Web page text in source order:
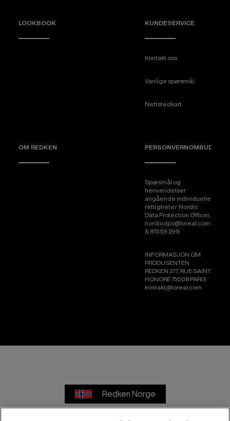
LOOKBOOK KUNDESERVICE
Kontakt oss
Vanlige spørsmål
Nettstedkart
OM REDKEN PERSONVERNOMBUD
Spørsmål og
henvendelser
angående individuelle
rettigheter: Nordic
Data Protection Officer,
nordicdpo@loreal.com
& 815 59 299.
INFORMASJON OM
PRODUSENTEN
REDKEN 277, RUE SAINT
HONORÉ 75008 PARIS
kontakt@loreal.com
Redken Norge